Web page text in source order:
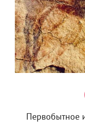
Первобытное